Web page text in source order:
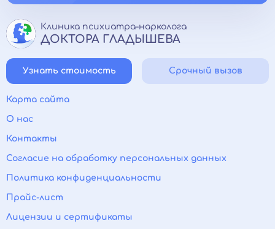
Клиника психиатра-нарколога
ДОКТОРА ГЛАДЫШЕВА
Узнать стоимость Срочный вызов
Карта сайта
О нас
Контакты
Согласие на обработку персональных данных
Политика конфиденциальности
Прайс-лист
Лицензии и сертификаты